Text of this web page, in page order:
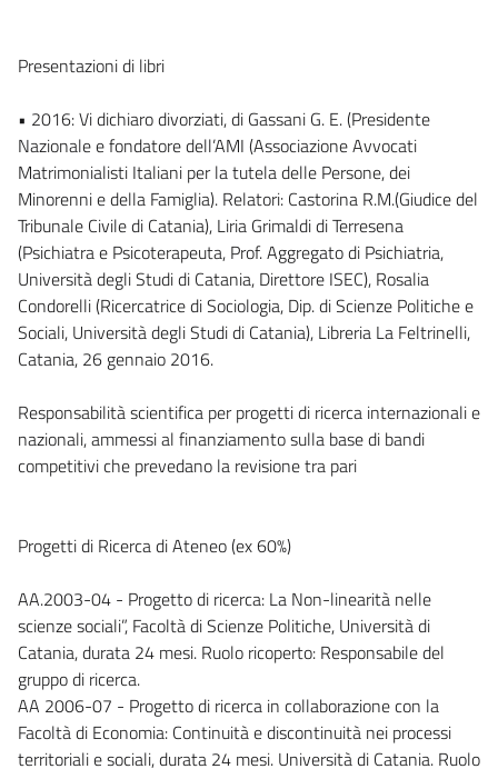
Presentazioni di libri
• 2016: Vi dichiaro divorziati, di Gassani G. E. (Presidente
Nazionale e fondatore dell’AMI (Associazione Avvocati
Matrimonialisti Italiani per la tutela delle Persone, dei
Minorenni e della Famiglia). Relatori: Castorina R.M.(Giudice del
Tribunale Civile di Catania), Liria Grimaldi di Terresena
(Psichiatra e Psicoterapeuta, Prof. Aggregato di Psichiatria,
Università degli Studi di Catania, Direttore ISEC), Rosalia
Condorelli (Ricercatrice di Sociologia, Dip. di Scienze Politiche e
Sociali, Università degli Studi di Catania), Libreria La Feltrinelli,
Catania, 26 gennaio 2016.
Responsabilità scientifica per progetti di ricerca internazionali e
nazionali, ammessi al finanziamento sulla base di bandi
competitivi che prevedano la revisione tra pari
Progetti di Ricerca di Ateneo (ex 60%)
AA.2003-04 - Progetto di ricerca: La Non-linearità nelle
scienze sociali”, Facoltà di Scienze Politiche, Università di
Catania, durata 24 mesi. Ruolo ricoperto: Responsabile del
gruppo di ricerca.
AA 2006-07 - Progetto di ricerca in collaborazione con la
Facoltà di Economia: Continuità e discontinuità nei processi
territoriali e sociali, durata 24 mesi. Università di Catania. Ruolo